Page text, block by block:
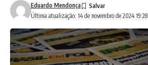
Última atualização: 14 de novembro de 2024 19:28
Eduardo Mendonça